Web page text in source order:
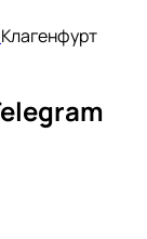
Клагенфурт